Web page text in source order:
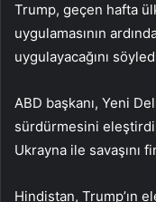
Trump, geçen hafta
uygulamasının
uygulayacağını
ABD başkanı, Yeni
sürdürmesini eleştirdi.
Ukrayna ile savaşını
Hindistan, Trump’ın